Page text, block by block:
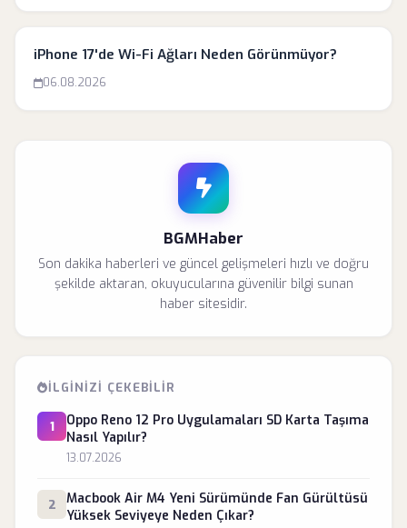
iPhone 17'de Wi-Fi Ağları Neden Görünmüyor?
06.08.2026
BGMHaber
Son dakika haberleri ve güncel gelişmeleri hızlı ve doğru
şekilde aktaran, okuyucularına güvenilir bilgi sunan
haber sitesidir.
İLGINIZI ÇEKEBILIR
1
Oppo Reno 12 Pro Uygulamaları SD Karta Taşıma
Nasıl Yapılır?
13.07.2026
2
Macbook Air M4 Yeni Sürümünde Fan Gürültüsü
Yüksek Seviyeye Neden Çıkar?